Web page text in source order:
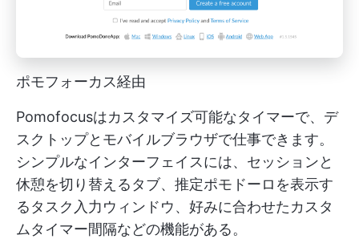
ポモフォーカス経由
Pomofocusはカスタマイズ可能なタイマーで、デ
スクトップとモバイルブラウザで仕事できます。
シンプルなインターフェイスには、セッションと
休憩を切り替えるタブ、推定ポモドーロを表示す
るタスク入力ウィンドウ、好みに合わせたカスタ
ムタイマー間隔などの機能がある。